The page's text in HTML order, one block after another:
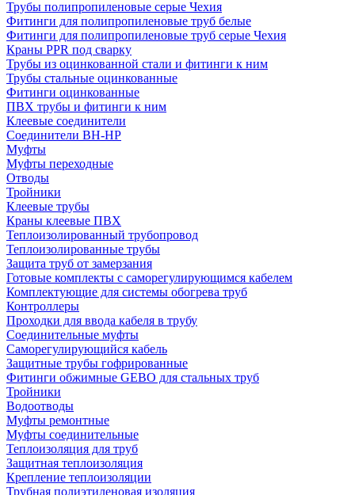
Трубы полипропиленовые серые Чехия
Фитинги для полипропиленовые труб белые
Фитинги для полипропиленовые труб серые Чехия
Краны PPR под сварку
Трубы из оцинкованной стали и фитинги к ним
Трубы стальные оцинкованные
Фитинги оцинкованные
ПВХ трубы и фитинги к ним
Клеевые соединители
Соединители ВН-НР
Муфты
Муфты переходные
Отводы
Тройники
Клеевые трубы
Краны клеевые ПВХ
Теплоизолированный трубопровод
Теплоизолированные трубы
Защита труб от замерзания
Готовые комплекты с саморегулирующимся кабелем
Комплектующие для системы обогрева труб
Контроллеры
Проходки для ввода кабеля в трубу
Соединительные муфты
Саморегулирующийся кабель
Защитные трубы гофрированные
Фитинги обжимные GEBO для стальных труб
Тройники
Водоотводы
Муфты ремонтные
Муфты соединительные
Теплоизоляция для труб
Защитная теплоизоляция
Крепление теплоизоляции
Трубная полиэтиленовая изоляция